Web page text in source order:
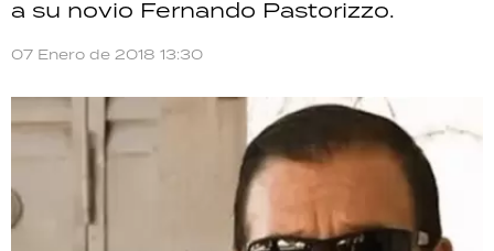
a su novio Fernando Pastorizzo.
07 Enero de 2018 13:30
SALUD
TECNOLOGÍA
RECETAS